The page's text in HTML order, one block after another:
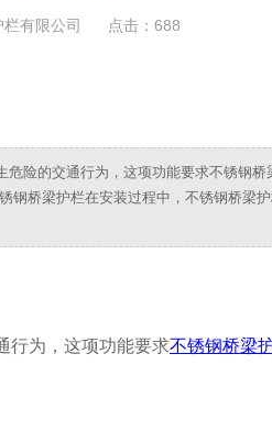
有限公司 点击： 688
险的交通行为，这项功能要求不锈钢桥
桥梁护栏在安装过程中，不锈钢桥梁
行为，这项功能要求不锈钢桥梁